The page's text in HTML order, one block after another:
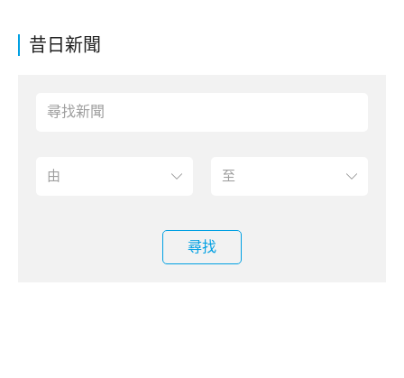
昔日新聞
尋找